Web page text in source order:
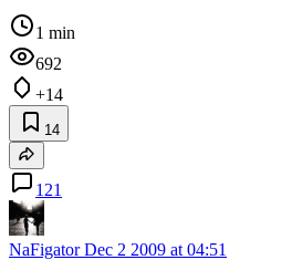
1 min
692
+14
14
121
NaFigatorDec 2 2009 at 04:51